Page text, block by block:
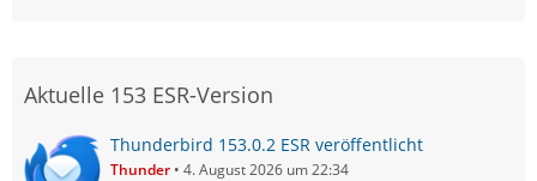
Aktuelle 153 ESR-Version
Thunderbird 153.0.2 ESR veröffentlicht
Thunder 4. August 2026 um 22:34